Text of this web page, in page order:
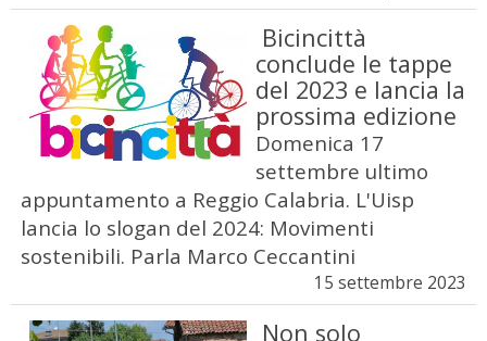
Bicincittà
conclude le tappe
del 2023 e lancia la
prossima edizione
Domenica 17
settembre ultimo
appuntamento a Reggio Calabria. L'Uisp
lancia lo slogan del 2024: Movimenti
sostenibili. Parla Marco Ceccantini
15 settembre 2023
Non solo